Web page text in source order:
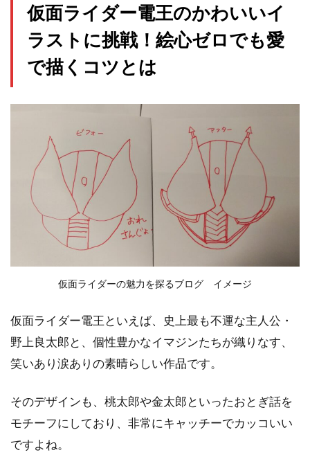
仮面ライダー電王のかわいいイ
ラストに挑戦！絵心ゼロでも愛
で描くコツとは
仮面ライダーの魅力を探るブログ イメージ
仮面ライダー電王といえば、史上最も不運な主人公・
野上良太郎と、個性豊かなイマジンたちが織りなす、
笑いあり涙ありの素晴らしい作品です。
そのデザインも、桃太郎や金太郎といったおとぎ話を
モチーフにしており、非常にキャッチーでカッコいい
ですよね。